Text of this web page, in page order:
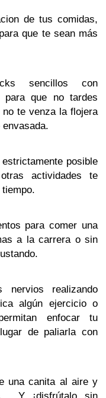
de tus comidas,
para que te sean más
sencillos con
para que no tardes
te venza la flojera
posible
actividades te
para comer una
a la carrera o sin
nervios realizando
algún ejercicio o
enfocar tu
de paliarla con
una canita al aire y
Y ¡disfrútalo sin